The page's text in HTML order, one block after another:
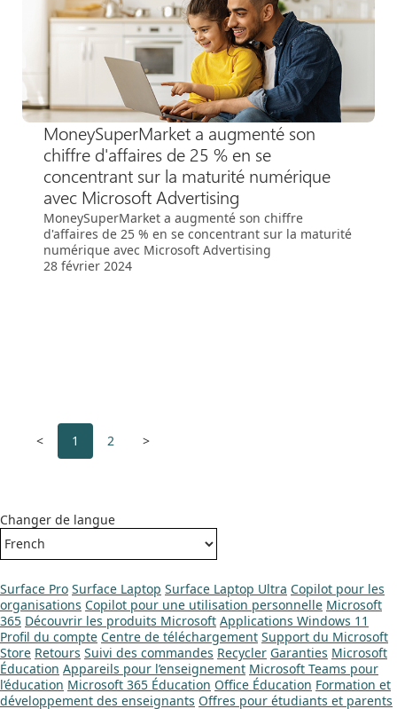
MoneySuperMarket a augmenté son
chiffre d'affaires de 25 % en se
concentrant sur la maturité numérique
avec Microsoft Advertising
MoneySuperMarket a augmenté son chiffre
d'affaires de 25 % en se concentrant sur la maturité
numérique avec Microsoft Advertising
28 février 2024
< 1 2 >
Changer de langue
Surface Pro Surface Laptop Surface Laptop Ultra Copilot pour les
organisations Copilot pour une utilisation personnelle Microsoft
365 Découvrir les produits Microsoft Applications Windows 11
Profil du compte Centre de téléchargement Support du Microsoft
Store Retours Suivi des commandes Recycler Garanties Microsoft
Éducation Appareils pour l’enseignement Microsoft Teams pour
l’éducation Microsoft 365 Éducation Office Éducation Formation et
développement des enseignants Offres pour étudiants et parents